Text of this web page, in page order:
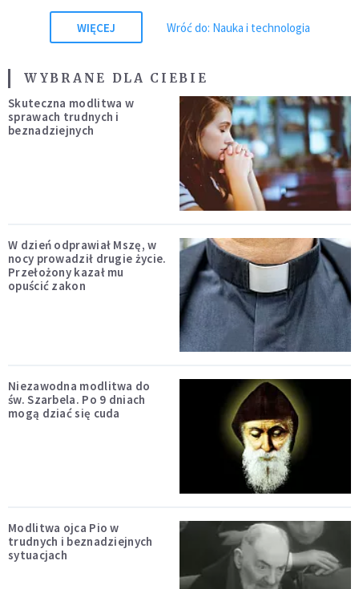
WIĘCEJ Wróć do: Nauka i technologia
WYBRANE DLA CIEBIE
Skuteczna modlitwa w
sprawach trudnych i
beznadziejnych
W dzień odprawiał Mszę, w
nocy prowadził drugie życie.
Przełożony kazał mu
opuścić zakon
Niezawodna modlitwa do
św. Szarbela. Po 9 dniach
mogą dziać się cuda
Modlitwa ojca Pio w
trudnych i beznadziejnych
sytuacjach